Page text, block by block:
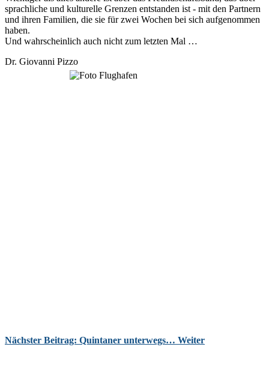
sprachliche und kulturelle Grenzen entstanden ist - mit den Partnern
und ihren Familien, die sie für zwei Wochen bei sich aufgenommen
haben.
Und wahrscheinlich auch nicht zum letzten Mal …
Dr. Giovanni Pizzo
Nächster Beitrag: Quintaner unterwegs… Weiter